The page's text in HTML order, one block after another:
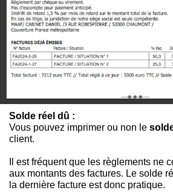
Solde réel dû :
Vous pouvez imprimer ou non le
client.
Il est fréquent que les règlements ne
aux montants des factures. Le solde
la dernière facture est donc pratique.